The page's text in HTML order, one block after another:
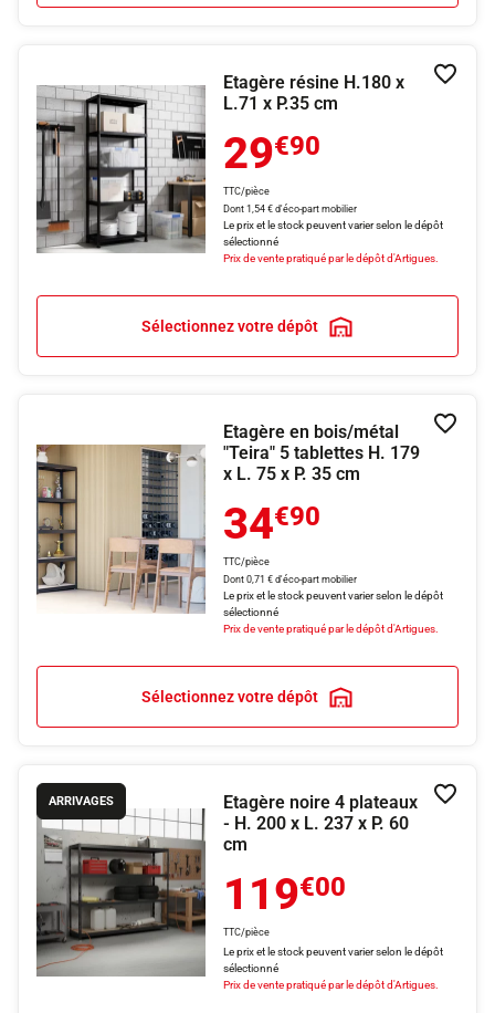
Etagère résine H.180 x
L.71 x P.35 cm
29€90
TTC/pièce
Dont 1,54 € d'éco-part mobilier
Le prix et le stock peuvent varier selon le dépôt
sélectionné
Prix de vente pratiqué par le dépôt d'Artigues.
Sélectionnez votre dépôt
Etagère en bois/métal
"Teira" 5 tablettes H. 179
x L. 75 x P. 35 cm
34€90
TTC/pièce
Dont 0,71 € d'éco-part mobilier
Le prix et le stock peuvent varier selon le dépôt
sélectionné
Prix de vente pratiqué par le dépôt d'Artigues.
Sélectionnez votre dépôt
ARRIVAGES
Etagère noire 4 plateaux
- H. 200 x L. 237 x P. 60
cm
119€00
TTC/pièce
Le prix et le stock peuvent varier selon le dépôt
sélectionné
Prix de vente pratiqué par le dépôt d'Artigues.